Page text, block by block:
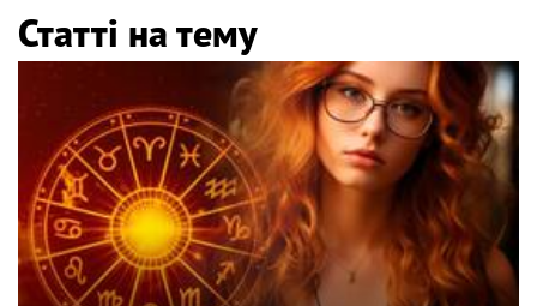
Статті на тему